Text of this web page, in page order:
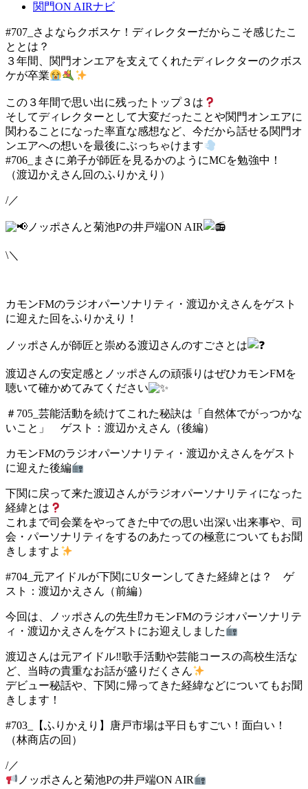
関門ON AIRナビ
#707_さよならクボスケ！ディレクターだからこそ感じたこ
ととは？
３年間、関門オンエアを支えてくれたディレクターのクボス
ケが卒業
この３年間で思い出に残ったトップ３は
そしてディレクターとして大変だったことや関門オンエアに
関わることになった率直な感想など、今だから話せる関門オ
ンエアへの想いを最後にぶっちゃけます
#706_まさに弟子が師匠を見るかのようにMCを勉強中！
（渡辺かえさん回のふりかえり）
/／
ノッポさんと菊池Pの井戸端ON AIR
\＼
カモンFMのラジオパーソナリティ・渡辺かえさんをゲスト
に迎えた回をふりかえり！
ノッポさんが師匠と崇める渡辺さんのすごさとは
渡辺さんの安定感とノッポさんの頑張りはぜひカモンFMを
聴いて確かめてみてください
＃705_芸能活動を続けてこれた秘訣は「自然体でがっつかな
いこと」 ゲスト：渡辺かえさん（後編）
カモンFMのラジオパーソナリティ・渡辺かえさんをゲスト
に迎えた後編
下関に戻って来た渡辺さんがラジオパーソナリティになった
経緯とは
これまで司会業をやってきた中での思い出深い出来事や、司
会・パーソナリティをするのあたっての極意についてもお聞
きしますよ
#704_元アイドルが下関にUターンしてきた経緯とは？ ゲ
スト：渡辺かえさん（前編）
今回は、ノッポさんの先生⁉カモンFMのラジオパーソナリテ
ィ・渡辺かえさんをゲストにお迎えしました
渡辺さんは元アイドル‼歌手活動や芸能コースの高校生活な
ど、当時の貴重なお話が盛りだくさん
デビュー秘話や、下関に帰ってきた経緯などについてもお聞
きします！
#703_【ふりかえり】唐戸市場は平日もすごい！面白い！
（林商店の回）
/／
ノッポさんと菊池Pの井戸端ON AIR